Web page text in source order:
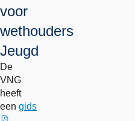
voor
wethouders
Jeugd
De
VNG
heeft
een gids